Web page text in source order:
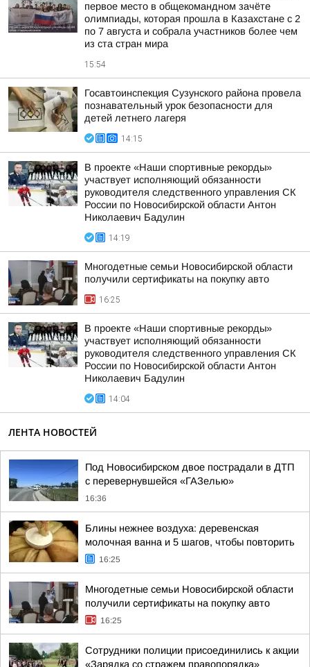
первое место в общекомандном зачёте
олимпиады, которая прошла в Казахстане с 2
по 7 августа и собрала участников более чем
из ста стран мира
15:54
Госавтоинспекция Сузунского района провела
познавательный урок безопасности для
детей летнего лагеря
14:15
В проекте «Наши спортивные рекорды»
участвует исполняющий обязанности
руководителя следственного управления СК
России по Новосибирской области Антон
Николаевич Бадулин
14:19
Многодетные семьи Новосибирской области
получили сертификаты на покупку авто
16:25
В проекте «Наши спортивные рекорды»
участвует исполняющий обязанности
руководителя следственного управления СК
России по Новосибирской области Антон
Николаевич Бадулин
14:04
ЛЕНТА НОВОСТЕЙ
Под Новосибирском двое пострадали в ДТП
с перевернувшейся «ГАЗелью»
16:36
Блины нежнее воздуха: деревенская
молочная ванна и 5 шагов, чтобы повторить
16:25
Многодетные семьи Новосибирской области
получили сертификаты на покупку авто
16:25
Сотрудники полиции присоединились к акции
«Зарядка со стражем правопорядка»